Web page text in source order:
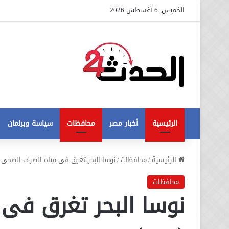
الخميس, 6 أغسطس 2026
الرئيسية أخبار مصر محافظات سياسة وبرلمان
الرئيسية/محافظات/نوسا البحر تغرق فى مياه الصرف
محافظات
نوسا البحر تغرق
عاجل
أزمة
مخالفات
12 أغسطس، 2020
عاجل تطورات جديدة في